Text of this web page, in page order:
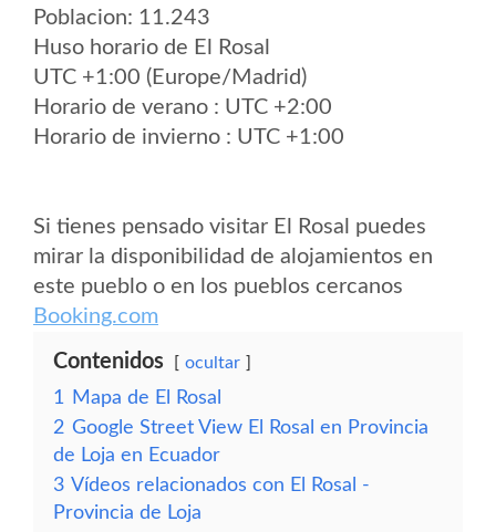
Poblacion: 11.243
Huso horario de El Rosal
UTC +1:00 (Europe/Madrid)
Horario de verano : UTC +2:00
Horario de invierno : UTC +1:00
Si tienes pensado visitar El Rosal puedes
mirar la disponibilidad de alojamientos en
este pueblo o en los pueblos cercanos
Booking.com
Contenidos ocultar
1
Mapa de El Rosal
2 Google Street View El Rosal en Provincia
de Loja en Ecuador
3 Vídeos relacionados con El Rosal -
Provincia de Loja